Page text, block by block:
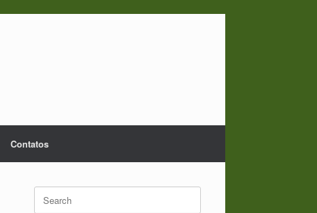
Contatos
Search
for: